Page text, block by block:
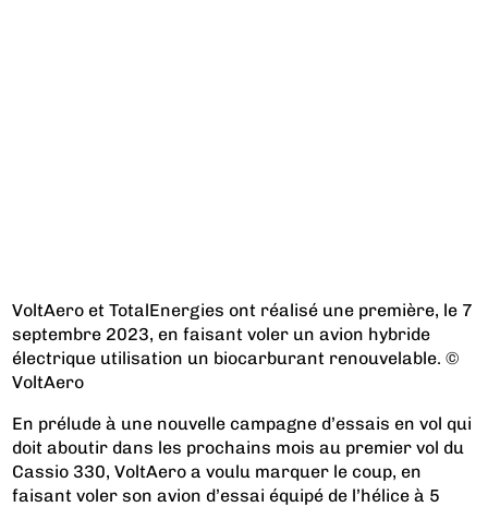
VoltAero et TotalEnergies ont réalisé une première, le 7
septembre 2023, en faisant voler un avion hybride
électrique utilisation un biocarburant renouvelable. ©
VoltAero
En prélude à une nouvelle campagne d’essais en vol qui
doit aboutir dans les prochains mois au premier vol du
Cassio 330, VoltAero a voulu marquer le coup, en
faisant voler son avion d’essai équipé de l’hélice à 5